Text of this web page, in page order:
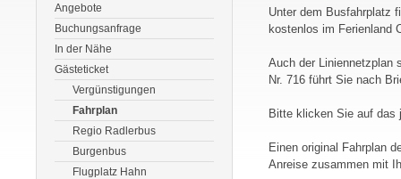
Angebote
Buchungsanfrage
In der Nähe
Gästeticket
Vergünstigungen
Fahrplan
Regio Radlerbus
Burgenbus
Flugplatz Hahn
Unter dem Busfahrplatz
kostenlos im Ferienland
Auch der Liniennetzplan
Nr. 716 führt Sie nach
Bitte klicken Sie auf das
Einen original Fahrplan
Anreise zusammen mit